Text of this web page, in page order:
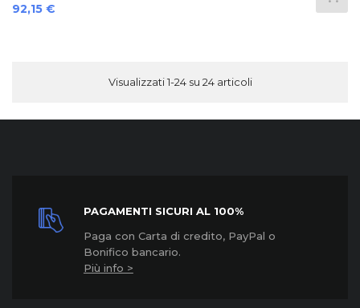
Prezzo
92,15 €
Visualizzati 1-24 su 24 articoli
PAGAMENTI SICURI AL 100%
Paga con Carta di credito, PayPal o
Bonifico bancario.
Più info >